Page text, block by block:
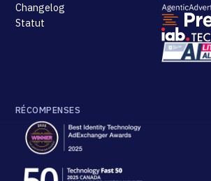
Changelog
Statut
RÉCOMPENSES